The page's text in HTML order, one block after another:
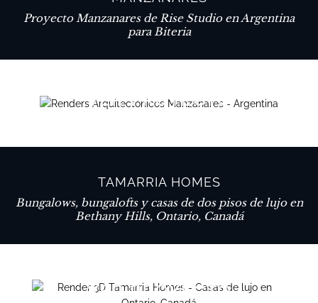
Proyecto Manzanares de Rise Studio en Argentina
para Biteria
VER PROYECTO
TAMARRIA HOMES
Bungalows, bungalofts y casas de dos pisos de lujo en
Bethany Hills, Ontario, Canadá
VER PROYECTO